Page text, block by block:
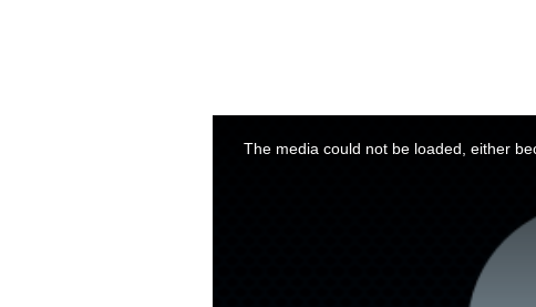
The media could not be loaded, either